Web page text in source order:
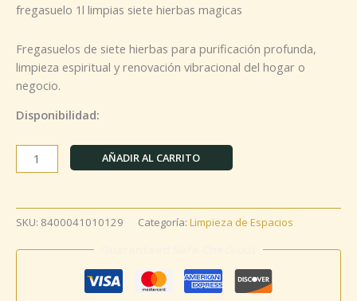
fregasuelo 1l limpias siete hierbas magicas
Fregasuelos de siete hierbas para purificación profunda,
limpieza espiritual y renovación vibracional del hogar o
negocio.
Disponibilidad:
AÑADIR AL CARRITO
SKU: 8400041010129 Categoría: Limpieza de Espacios